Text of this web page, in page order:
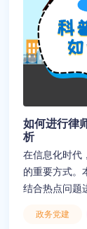
如何进行律
析
在信息化时代
的重要方式。
结合热点问题
的动画素材
政务党建